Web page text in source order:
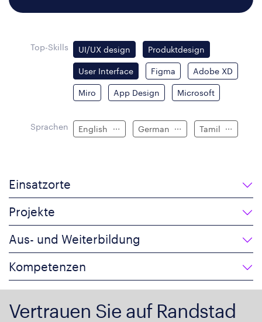
Top-Skills UI/UX design Produktdesign
User Interface Figma Adobe XD
Miro App Design Microsoft
Sprachen English German Tamil
Einsatzorte
Projekte
Aus- und Weiterbildung
Kompetenzen
Vertrauen Sie auf Randstad